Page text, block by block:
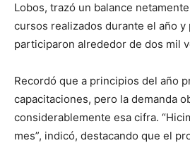
Lobos, trazó un balance
cursos realizados durante el año y
participaron alrededor de dos mil
Recordó que a principios del año
capacitaciones, pero la demanda
considerablemente esa cifra.
mes”, indicó, destacando que el